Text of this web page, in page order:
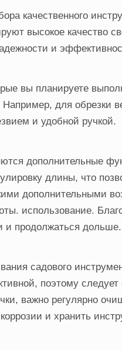
качественного
высокое качество
и
вы планируете
для обрезки
и удобной ручкой.
дополнительные
длины, что
дополнительными
использование.
и продолжаться дольше.
садового
поэтому следует
важно регулярно
и хранить